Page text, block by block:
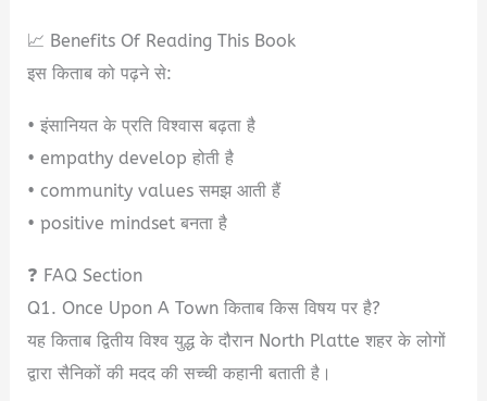
📈 Benefits Of Reading This Book
इस किताब को पढ़ने से:
• इंसानियत के प्रति विश्वास बढ़ता है
• empathy develop होती है
• community values समझ आती हैं
• positive mindset बनता है
❓ FAQ Section
Q1. Once Upon A Town किताब किस विषय पर है?
यह किताब द्वितीय विश्व युद्ध के दौरान North Platte शहर के लोगों
द्वारा सैनिकों की मदद की सच्ची कहानी बताती है।